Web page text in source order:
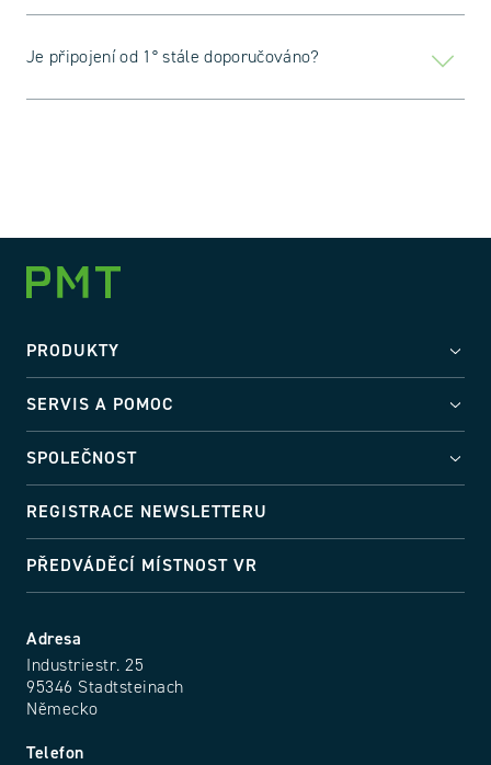
Je připojení od 1° stále doporučováno?
Adresa
Industriestr. 25
95346 Stadtsteinach
Německo
Telefon
PRODUKTY
SERVIS A POMOC
SPOLEČNOST
REGISTRACE NEWSLETTERU
PŘEDVÁDĚCÍ MÍSTNOST VR